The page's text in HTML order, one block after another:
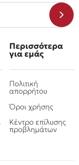
Περισσότερα
για εμάς
Πολιτική
απορρήτου
Όροι χρήσης
Κέντρο επίλυσης
προβλημάτων